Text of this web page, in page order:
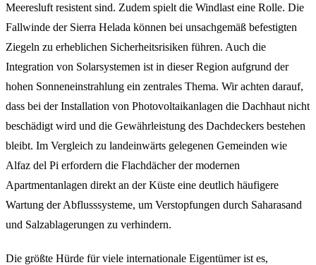
Meeresluft resistent sind. Zudem spielt die Windlast eine Rolle. Die
Fallwinde der Sierra Helada können bei unsachgemäß befestigten
Ziegeln zu erheblichen Sicherheitsrisiken führen. Auch die
Integration von Solarsystemen ist in dieser Region aufgrund der
hohen Sonneneinstrahlung ein zentrales Thema. Wir achten darauf,
dass bei der Installation von Photovoltaikanlagen die Dachhaut nicht
beschädigt wird und die Gewährleistung des Dachdeckers bestehen
bleibt. Im Vergleich zu landeinwärts gelegenen Gemeinden wie
Alfaz del Pi erfordern die Flachdächer der modernen
Apartmentanlagen direkt an der Küste eine deutlich häufigere
Wartung der Abflusssysteme, um Verstopfungen durch Saharasand
und Salzablagerungen zu verhindern.
Die größte Hürde für viele internationale Eigentümer ist es,